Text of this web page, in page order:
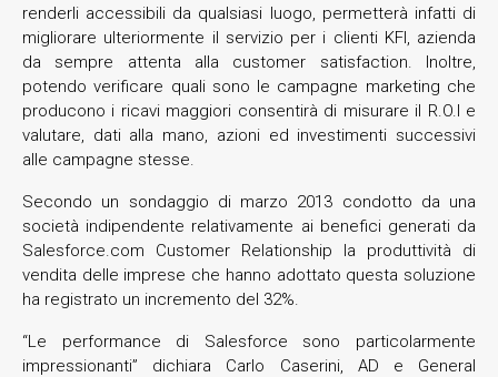
renderli accessibili da qualsiasi luogo, permetterà infatti di
migliorare ulteriormente il servizio per i clienti KFI, azienda
da sempre attenta alla customer satisfaction. Inoltre,
potendo verificare quali sono le campagne marketing che
producono i ricavi maggiori consentirà di misurare il R.O.I e
valutare, dati alla mano, azioni ed investimenti successivi
alle campagne stesse.
Secondo un sondaggio di marzo 2013 condotto da una
società indipendente relativamente ai benefici generati da
Salesforce.com Customer Relationship la produttività di
vendita delle imprese che hanno adottato questa soluzione
ha registrato un incremento del 32%.
“Le performance di Salesforce sono particolarmente
impressionanti” dichiara Carlo Caserini, AD e General